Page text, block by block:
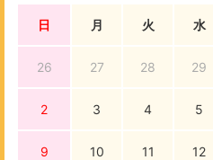
日 月 火 水
26 27 28 29
2 3 4 5
9 10 11 12